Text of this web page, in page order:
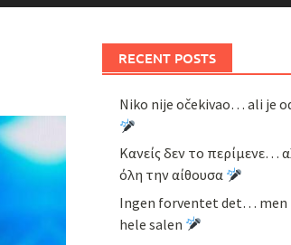
RECENT POSTS
Niko nije očekivao… ali je
Κανείς δεν το περίμενε…
όλη την αίθουσα
Ingen forventet det… men
hele salen